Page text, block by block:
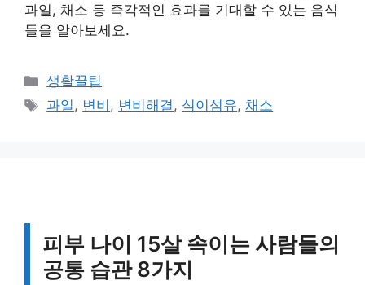
과일, 채소 등 즉각적인 효과를 기대할 수 있는 음식
들을 알아보세요.
카
테
생활꿀팁
태
과일, 변비 , 변비해결 , 식이섬유,채소
피부 나이 15살 속이는 사람들의
공통 습관 8가지